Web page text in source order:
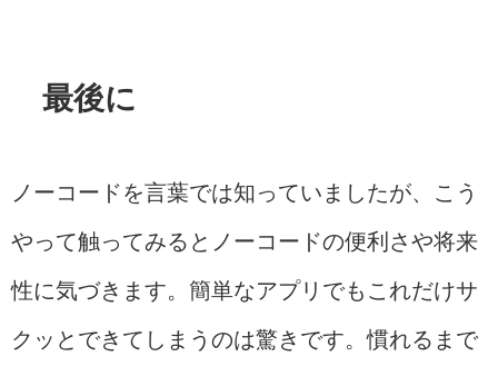
最後に
ノーコードを言葉では知っていましたが、こう
やって触ってみるとノーコードの便利さや将来
性に気づきます。簡単なアプリでもこれだけサ
クッとできてしまうのは驚きです。慣れるまで